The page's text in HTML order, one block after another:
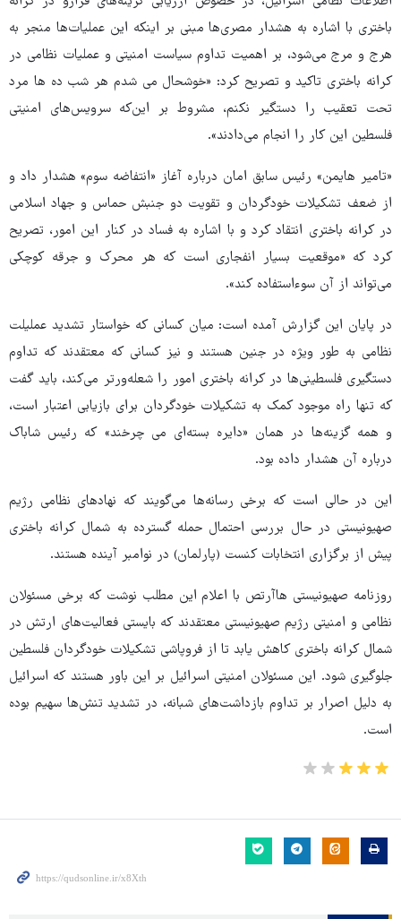
باختری با اشاره به هشدار مصری‌ها مبنی بر اینکه این عملیات‌ها منجر به
هرج و مرج می‌شود، بر اهمیت تداوم سیاست امنیتی و عملیات نظامی در
کرانه باختری تاکید و تصریح کرد: «خوشحال می شدم هر شب ده ها مرد
تحت تعقیب را دستگیر نکنم، مشروط بر این‌که سرویس‌های امنیتی
فلسطین این کار را انجام می‌دادند».
«تامیر هایمن» رئیس سابق امان درباره آغاز «انتفاضه سوم» هشدار داد و
از ضعف تشکیلات خودگردان و تقویت دو جنبش حماس و جهاد اسلامی
در کرانه باختری انتقاد کرد و با اشاره به فساد در کنار این امور، تصریح
کرد که «موقعیت بسیار انفجاری است که هر محرک و جرقه کوچکی
می‌تواند از آن سوء‌استفاده کند».
در پایان این گزارش آمده است: میان کسانی که خواستار تشدید عملیلت
نظامی به طور ویژه در جنین هستند و نیز کسانی که معتقدند که تداوم
دستگیری‌ فلسطینی‌ها در کرانه باختری امور را شعله‌ورتر می‌کند، باید گفت
که تنها راه موجود کمک به تشکیلات خودگردان برای بازیابی اعتبار است،
و همه گزینه‌ها در همان «دایره بسته‌ای می چرخند» که رئیس شاباک
درباره آن هشدار داده بود.
این در حالی است که برخی رسانه‌ها می‌گویند که نهادهای نظامی رژیم
صهیونیستی در حال بررسی احتمال حمله گسترده به شمال کرانه باختری
پیش از برگزاری انتخابات کنست (پارلمان) در نوامبر آینده هستند.
روزنامه صهیونیستی هاآرتص با اعلام این مطلب نوشت که برخی مسئولان
نظامی و امنیتی رژیم صهیونیستی معتقدند که بایستی فعالیت‌های ارتش در
شمال کرانه باختری کاهش یابد تا از فروپاشی تشکیلات خودگردان فلسطین
جلوگیری شود. این مسئولان امنیتی اسرائیل بر این باور هستند که اسرائیل
به دلیل اصرار بر تداوم بازداشت‌های شبانه، در تشدید تنش‌ها سهیم بوده
است.